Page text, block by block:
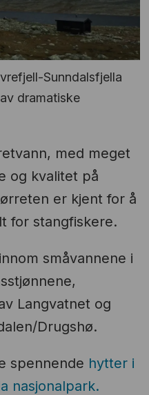
Sunndalsfjella
dramatiske
med meget
og kvalitet på
er kjent for å
for stangfiskere.
småvannene i
Langvatnet og
Drugshø.
spennende hytter i
nasjonalpark.